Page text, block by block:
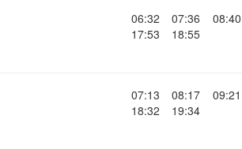
06:32 07:36 08:40
17:53
18:55
07:13 08:17 09:21
18:32
19:34